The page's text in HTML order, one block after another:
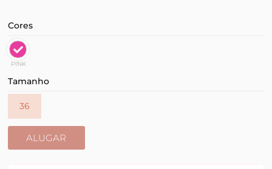
Cores
PINK
Tamanho
36
ALUGAR